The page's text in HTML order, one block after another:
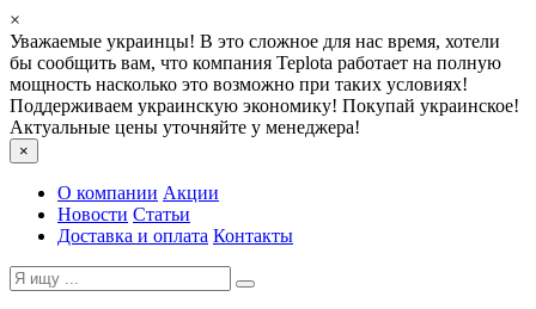
×
Уважаемые украинцы! В это сложное для нас время, хотели
бы сообщить вам, что компания Teplota работает на полную
мощность насколько это возможно при таких условиях!
Поддерживаем украинскую экономику! Покупай украинское!
Актуальные цены уточняйте у менеджера!
×
О компании Акции
Новости Статьи
Доставка и оплата Контакты